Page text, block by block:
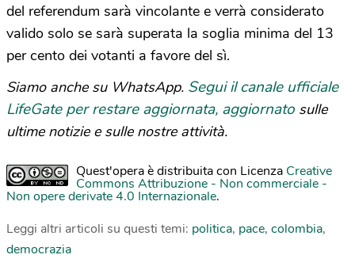
del referendum sarà vincolante e verrà considerato
valido solo se sarà superata la soglia minima del 13
per cento dei votanti a favore del sì.
Siamo anche su WhatsApp. Segui il canale ufficiale
LifeGate per restare aggiornata, aggiornato sulle
ultime notizie e sulle nostre attività.
Quest'opera è distribuita con Licenza Creative
Commons Attribuzione - Non commerciale -
Non opere derivate 4.0 Internazionale.
Leggi altri articoli su questi temi: politica, pace, colombia,
democrazia